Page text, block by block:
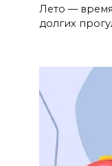
Лето —
долгих